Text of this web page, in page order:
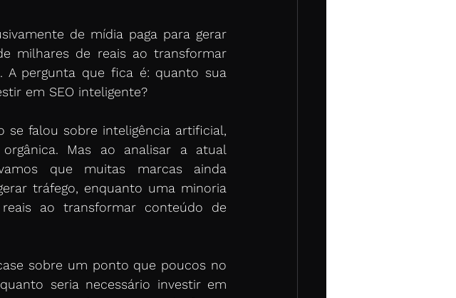
de mídia paga para gerar
milhares de reais ao transformar
A pergunta que fica é: quanto sua
em SEO inteligente?
se falou sobre inteligência artificial,
Mas ao analisar a atual
que muitas marcas ainda
tráfego, enquanto uma minoria
ao transformar conteúdo de
sobre um ponto que poucos no
seria necessário investir em